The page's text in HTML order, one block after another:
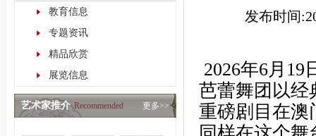
教育信息
专题资讯
精品欣赏
展览信息
艺术家推介 Recommended 更多>>
发布时间
2026年6月
芭蕾舞团以经
重磅剧目在澳